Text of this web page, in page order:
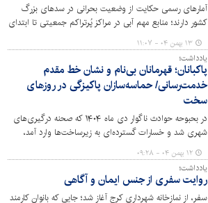
آمارهای رسمی حکایت از وضعیت بحرانی در سدهای بزرگ
کشور دارند؛ منابع مهم آبی در مراکز پُرتراکم جمعیتی تا ابتدای
البرز نیز در صدر استانهای درگیر با تنش آبی قرار دارد.
۱۳ بهمن ۰۴ - ۱۱:۰۷
یادداشت؛
پاکبانان؛ قهرمانان بی‌نام و نشان خط مقدم
خدمت‌رسانی/ حماسه‌سازان پاکیزگی در روزهای
سخت
در بحبوحه حوادث ناگوار دی ماه ۱۴۰۴ که صحنه درگیری‌های
شهری شد و خسارات گسترده‌ای به زیرساخت‌ها وارد آمد،
پاکبانان غیور و فداکار، همچون همیشه، در خط مقدم
خدمت‌رسانی ایستادند. این قهرمانان بی‌نام و نشان، با تعهد و
ایثار بی‌بدیل خود، نه تنها مانع از اختلال در روند خدمات
شهری شدند، بلکه با تلاش شبانه‌روزی، صحنه‌های دلخراش
۱۲ بهمن ۰۴ - ۰۹:۲۸
یادداشت؛
روایت سفری از جنس ایمان و آگاهی
سفر، از نمازخانه شهرداری کرج آغاز شد؛ جایی که بانوان کارمند